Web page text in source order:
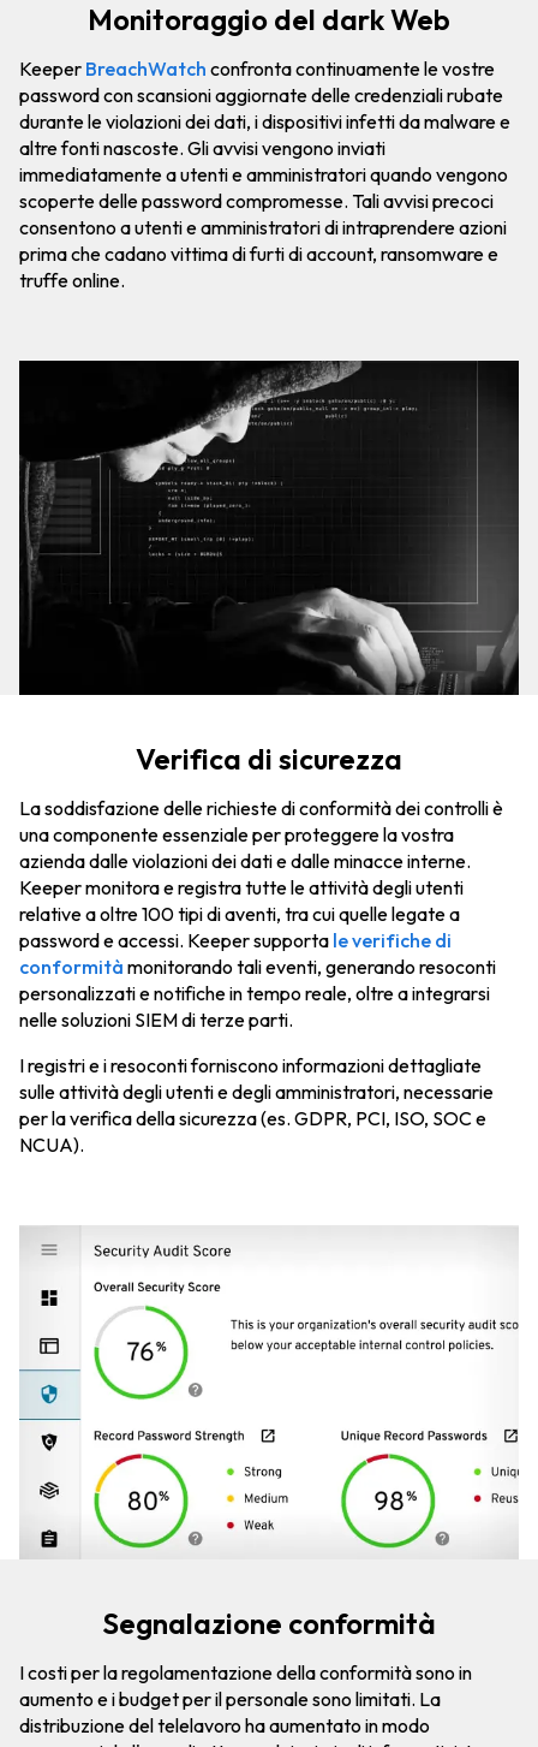
Monitoraggio del dark Web
Keeper BreachWatch confronta continuamente le vostre
password con scansioni aggiornate delle credenziali rubate
durante le violazioni dei dati, i dispositivi infetti da malware e
altre fonti nascoste. Gli avvisi vengono inviati
immediatamente a utenti e amministratori quando vengono
scoperte delle password compromesse. Tali avvisi precoci
consentono a utenti e amministratori di intraprendere azioni
prima che cadano vittima di furti di account, ransomware e
truffe online.
Verifica di sicurezza
La soddisfazione delle richieste di conformità dei controlli è
una componente essenziale per proteggere la vostra
azienda dalle violazioni dei dati e dalle minacce interne.
Keeper monitora e registra tutte le attività degli utenti
relative a oltre 100 tipi di aventi, tra cui quelle legate a
password e accessi. Keeper supporta le verifiche di
conformità monitorando tali eventi, generando resoconti
personalizzati e notifiche in tempo reale, oltre a integrarsi
nelle soluzioni SIEM di terze parti.
I registri e i resoconti forniscono informazioni dettagliate
sulle attività degli utenti e degli amministratori, necessarie
per la verifica della sicurezza (es. GDPR, PCI, ISO, SOC e
NCUA).
Segnalazione conformità
I costi per la regolamentazione della conformità sono in
aumento e i budget per il personale sono limitati. La
distribuzione del telelavoro ha aumentato in modo